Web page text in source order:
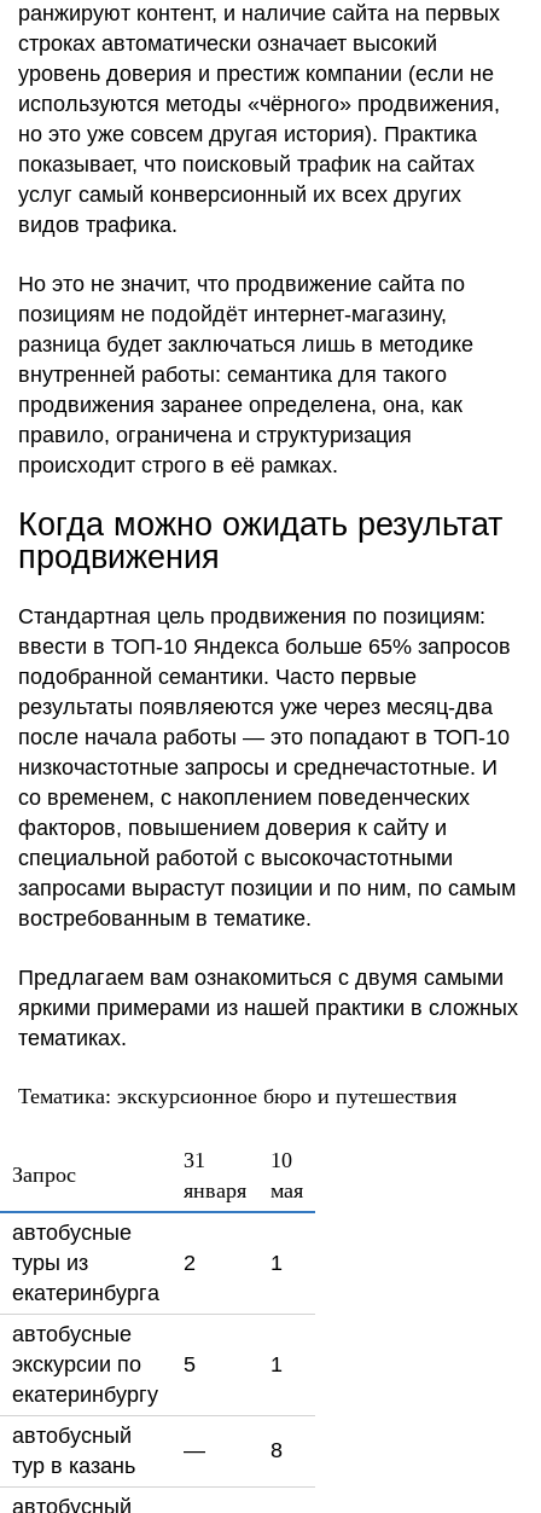
ранжируют контент, и наличие сайта на первых
строках автоматически означает высокий
уровень доверия и престиж компании (если не
используются методы «чёрного» продвижения,
но это уже совсем другая история). Практика
показывает, что поисковый трафик на сайтах
услуг самый конверсионный их всех других
видов трафика.
Но это не значит, что продвижение сайта по
позициям не подойдёт интернет-магазину,
разница будет заключаться лишь в методике
внутренней работы: семантика для такого
продвижения заранее определена, она, как
правило, ограничена и структуризация
происходит строго в её рамках.
Когда можно ожидать результат
продвижения
Стандартная цель продвижения по позициям:
ввести в ТОП-10 Яндекса больше 65% запросов
подобранной семантики. Часто первые
результаты появляеются уже через месяц-два
после начала работы — это попадают в ТОП-10
низкочастотные запросы и среднечастотные. И
со временем, с накоплением поведенческих
факторов, повышением доверия к сайту и
специальной работой с высокочастотными
запросами вырастут позиции и по ним, по самым
востребованным в тематике.
Предлагаем вам ознакомиться с двумя самыми
яркими примерами из нашей практики в сложных
тематиках.
Тематика: экскурсионное бюро и путешествия
Запрос
31
января
10
мая
автобусные
туры из
екатеринбурга
2 1
автобусные
экскурсии по
екатеринбургу
5 1
автобусный
тур в казань
— 8
автобусный